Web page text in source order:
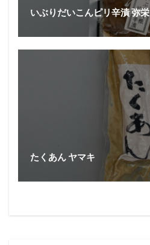
いぶりだいこんピリ辛漬 弥栄
たくあん ヤマキ